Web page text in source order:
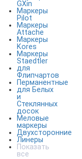
GXin
Маркеры
Pilot
Маркеры
Attache
Маркеры
Kores
Маркеры
Staedtler
для
Флипчартов
Перманентные
для Белых
и
Стеклянных
досок
Меловые
маркеры
Двухсторонние
Линеры
Показать
все